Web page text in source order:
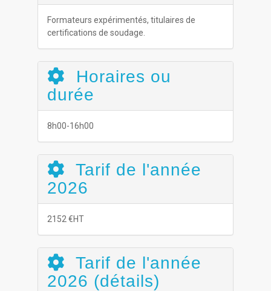
Formateurs expérimentés, titulaires de
certifications de soudage.
Horaires ou
durée
8h00-16h00
Tarif de l'année
2026
2152 €HT
Tarif de l'année
2026 (détails)